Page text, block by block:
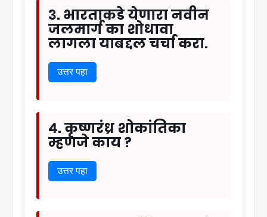
३. भारताकडे येणारा नवीन
जलमार्ग का शोधावा
लागला याबद्दल चर्चा करा.
उत्तर पहा
४. कृष्णरंध्र शोकांतिका
म्हणजे काय ?
उत्तर पहा